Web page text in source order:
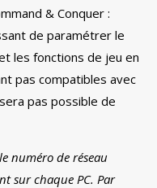
& Conquer :
de paramétrer le
les fonctions de jeu en
pas compatibles avec
pas possible de
numéro de réseau
sur chaque PC. Par